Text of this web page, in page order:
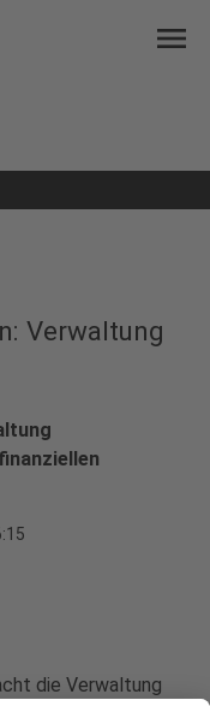
menu
Verwaltung
die Verwaltung